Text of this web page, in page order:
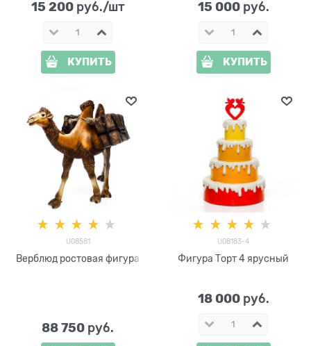
15 200 руб./шт
КУПИТЬ
15 000 руб.
КУПИТЬ
U08581
Верблюд ростовая фигура
88 750 руб.
U08183-4
Фигура Торт 4 ярусный
18 000 руб.